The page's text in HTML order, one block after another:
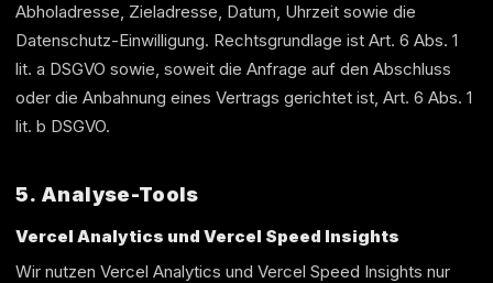
Abholadresse, Zieladresse, Datum, Uhrzeit sowie die
Datenschutz-Einwilligung. Rechtsgrundlage ist Art. 6 Abs. 1
lit. a DSGVO sowie, soweit die Anfrage auf den Abschluss
oder die Anbahnung eines Vertrags gerichtet ist, Art. 6 Abs. 1
lit. b DSGVO.
5. Analyse-Tools
Vercel Analytics und Vercel Speed Insights
Wir nutzen Vercel Analytics und Vercel Speed Insights nur